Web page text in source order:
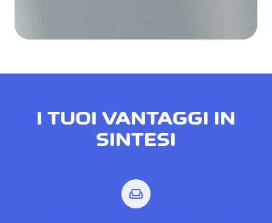
I TUOI VANTAGGI IN
SINTESI
weekend